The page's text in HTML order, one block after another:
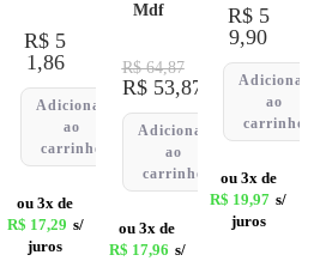
R$ 5
1,86
Adicionar
ao
carrinho
ou 3x de
R$ 17,29 s/
juros
Mdf
R$64,87
R$53,87
Adicionar
ao
carrinho
ou 3x de
R$ 17,96 s/
R$5
9,90
Adicionar
ao
carrinho
ou 3x de
R$ 19,97 s/
juros